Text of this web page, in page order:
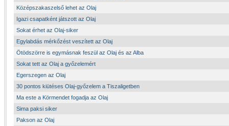
Középszakaszelső lehet az Olaj
Igazi csapatként játszott az Olaj
Sokat érhet az Olaj-siker
Egylabdás mérkőzést veszített az Olaj
Ötödszörre is egymásnak feszül az Olaj és az Alba
Sokat tett az Olaj a győzelemért
Egerszegen az Olaj
30 pontos kiütéses Olaj-győzelem a Tiszaligetben
Ma este a Körmendet fogadja az Olaj
Sima paksi siker
Pakson az Olaj